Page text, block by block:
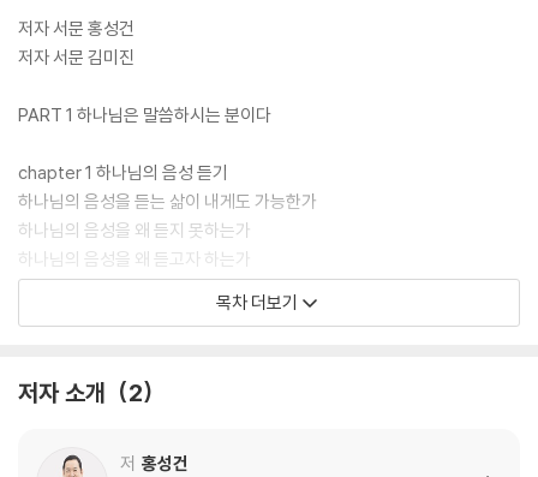
저자 서문 홍성건
저자 서문 김미진
PART 1 하나님은 말씀하시는 분이다
chapter 1 하나님의 음성 듣기
하나님의 음성을 듣는 삶이 내게도 가능한가
하나님의 음성을 왜 듣지 못하는가
하나님의 음성을 왜 듣고자 하는가
하나님과 관계 - 일방적인가, 쌍방적인가
하나님의 음성을 듣는 삶 - 사무엘의 경우
목차 더보기
저자 소개 2
저 홍성건